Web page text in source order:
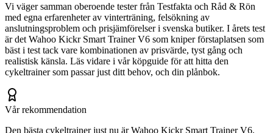
Vi väger samman oberoende tester från Testfakta och Råd & Rön
med egna erfarenheter av vinterträning, felsökning av
anslutningsproblem och prisjämförelser i svenska butiker. I årets test
är det Wahoo Kickr Smart Trainer V6 som kniper förstaplatsen som
bäst i test tack vare kombinationen av prisvärde, tyst gång och
realistisk känsla. Läs vidare i vår köpguide för att hitta den
cykeltrainer som passar just ditt behov, och din plånbok.
Vår rekommendation
Den bästa cykeltrainer just nu är Wahoo Kickr Smart Trainer V6.